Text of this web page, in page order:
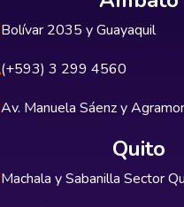
Bolívar 2035 y Guayaquil
(+593) 3 299 4560
Av. Manuela Sáenz y
Quito
Machala y Sabanilla Sector